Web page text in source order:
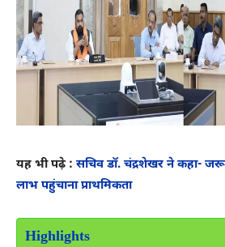
यह भी पढ़े : सचिव डॉ. चंद्रशेखर ने कहा-
लाभ पहुंचाना प्राथमिकता
Highlights